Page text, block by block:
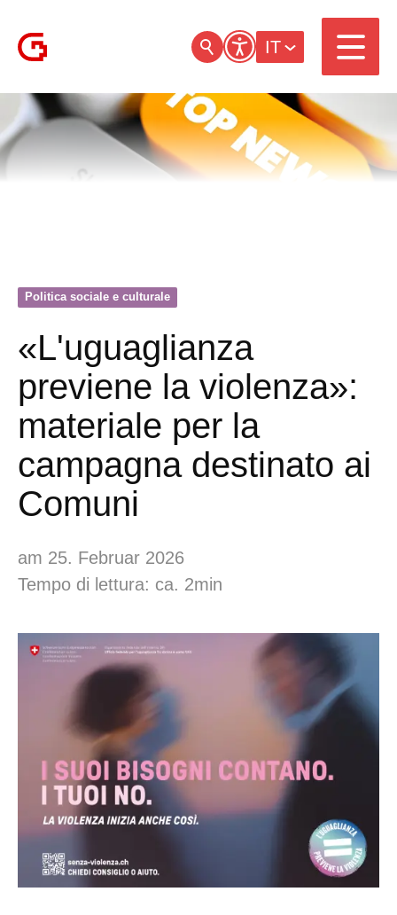
IT
Politica sociale e culturale
«L'uguaglianza
previene la violenza»:
materiale per la
campagna destinato ai
Comuni
am 25. Februar 2026
Tempo di lettura: ca. 2min